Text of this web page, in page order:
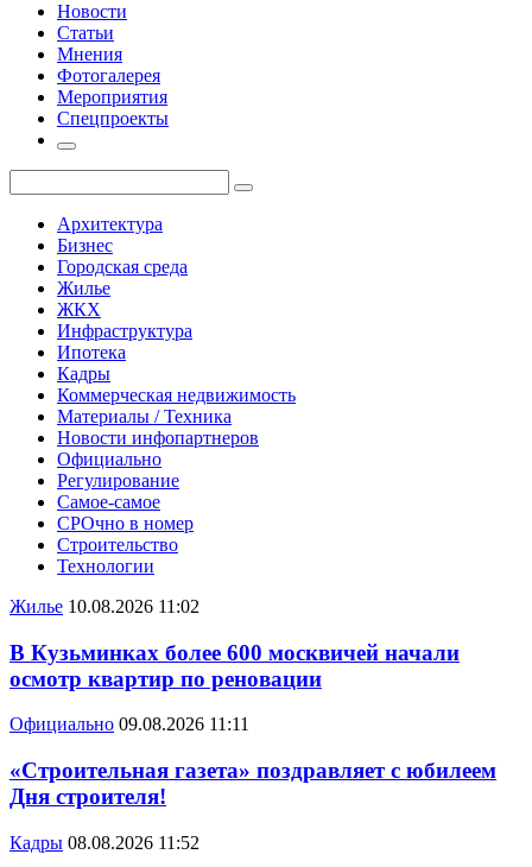
Новости
Статьи
Мнения
Фотогалерея
Мероприятия
Спецпроекты
Архитектура
Бизнес
Городская среда
Жилье
ЖКХ
Инфраструктура
Ипотека
Кадры
Коммерческая недвижимость
Материалы / Техника
Новости инфопартнеров
Официально
Регулирование
Самое-самое
СРОчно в номер
Строительство
Технологии
Жилье 10.08.2026 11:02
В Кузьминках более 600 москвичей начали
осмотр квартир по реновации
Официально 09.08.2026 11:11
«Строительная газета» поздравляет с юбилеем
Дня строителя!
Кадры 08.08.2026 11:52